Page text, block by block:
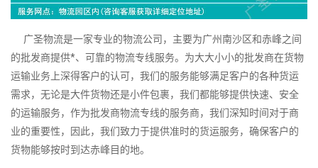
广圣物流是一家专业的物流公司，主要为广州南沙区和赤峰之间
的批发商提供*、可靠的物流专线服务。为大大小小的批发商在货物
运输业务上深得客户的认可，我们的服务能够满足客户的各种货运
需求，无论是大件货物还是小件包裹，我们都能够提供快速、安全
的运输服务，作为批发商物流专线的服务商，我们深知时间对于商
业的重要性，因此，我们致力于提供准时的货运服务，确保客户的
货物能够按时到达赤峰目的地。